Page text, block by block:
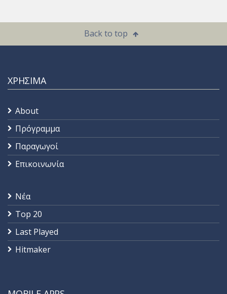
Back to top
ΧΡΗΣΙΜΑ
About
Πρόγραμμα
Παραγωγοί
Επικοινωνία
Νέα
Top 20
Last Played
Hitmaker